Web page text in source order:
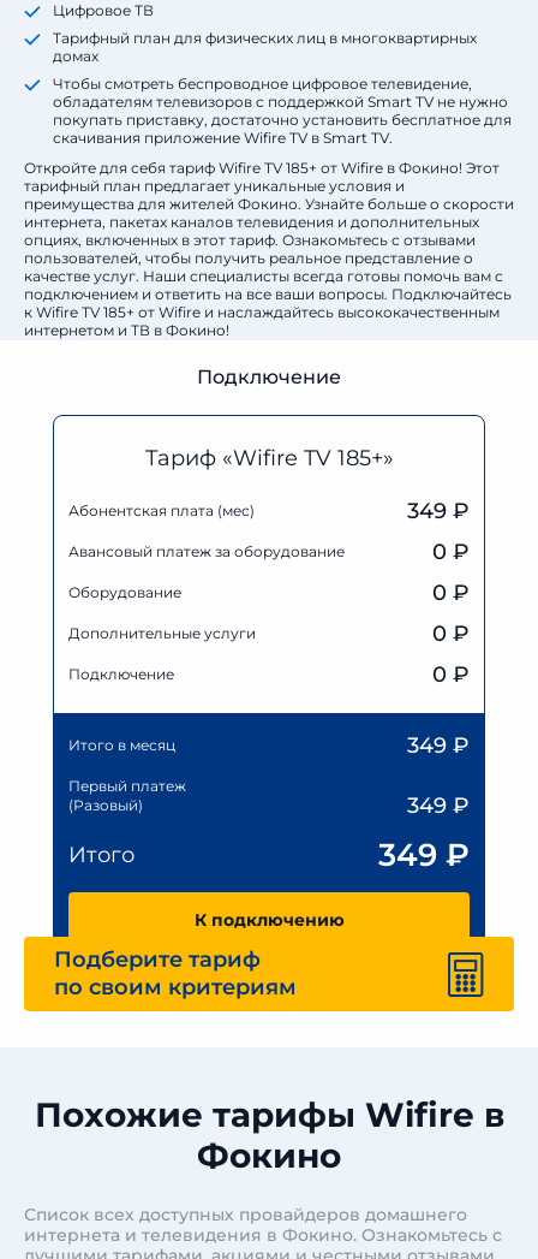
Цифровое ТВ
Тарифный план для физических лиц в многоквартирных
домах
Чтобы смотреть беспроводное цифровое телевидение,
обладателям телевизоров с поддержкой Smart TV не нужно
покупать приставку, достаточно установить бесплатное для
скачивания приложение Wifire TV в Smart TV.
Откройте для себя тариф Wifire TV 185+ от Wifire в Фокино! Этот
тарифный план предлагает уникальные условия и
преимущества для жителей Фокино. Узнайте больше о скорости
интернета, пакетах каналов телевидения и дополнительных
опциях, включенных в этот тариф. Ознакомьтесь с отзывами
пользователей, чтобы получить реальное представление о
качестве услуг. Наши специалисты всегда готовы помочь вам с
подключением и ответить на все ваши вопросы. Подключайтесь
к Wifire TV 185+ от Wifire и наслаждайтесь высококачественным
интернетом и ТВ в Фокино!
Подключение
Тариф «Wifire TV 185+»
Абонентская плата (мес) 349 ₽
Авансовый платеж за оборудование 0 ₽
Оборудование 0 ₽
Дополнительные услуги 0 ₽
Подключение 0 ₽
Итого в месяц 349 ₽
Первый платеж
(Разовый)
349 ₽
Итого
349 ₽
К подключению
Подберите тариф
по своим критериям
Похожие тарифы Wifire в
Фокино
Список всех доступных провайдеров домашнего
интернета и телевидения в Фокино. Ознакомьтесь с